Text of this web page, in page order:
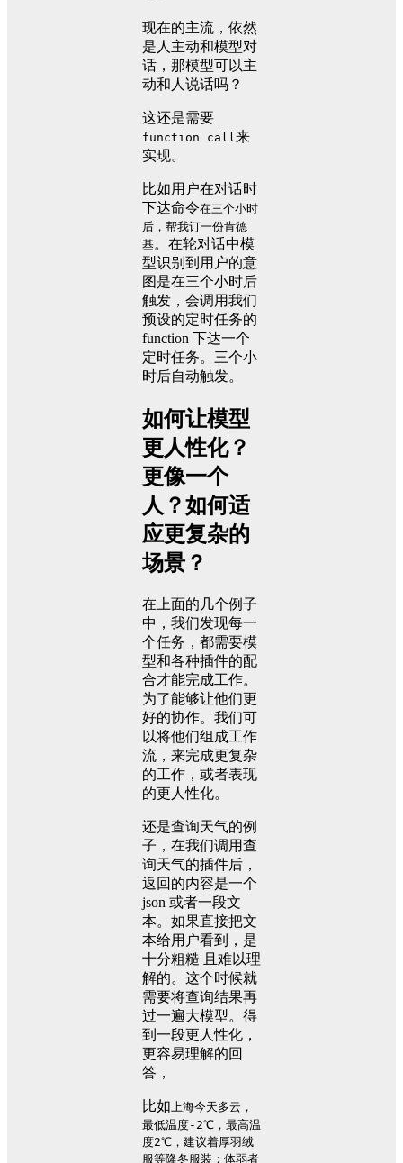
现在的主流，依然
是人主动和模型对
话，那模型可以主
动和人说话吗？
这还是需要
function call来
实现。
比如用户在对话时
下达命令在三个小时
后，帮我订一份肯德
基。在轮对话中模
型识别到用户的意
图是在三个小时后
触发，会调用我们
预设的定时任务的
function 下达一个
定时任务。三个小
时后自动触发。
如何让模型
更人性化？
更像一个
人？如何适
应更复杂的
场景？
在上面的几个例子
中，我们发现每一
个任务，都需要模
型和各种插件的配
合才能完成工作。
为了能够让他们更
好的协作。我们可
以将他们组成工作
流，来完成更复杂
的工作，或者表现
的更人性化。
还是查询天气的例
子，在我们调用查
询天气的插件后，
返回的内容是一个
json 或者一段文
本。如果直接把文
本给用户看到，是
十分粗糙 且难以理
解的。这个时候就
需要将查询结果再
过一遍大模型。得
到一段更人性化，
更容易理解的回
答，
比如上海今天多云，
最低温度-2℃，最高温
度2℃，建议着厚羽绒
服等隆冬服装；体弱者